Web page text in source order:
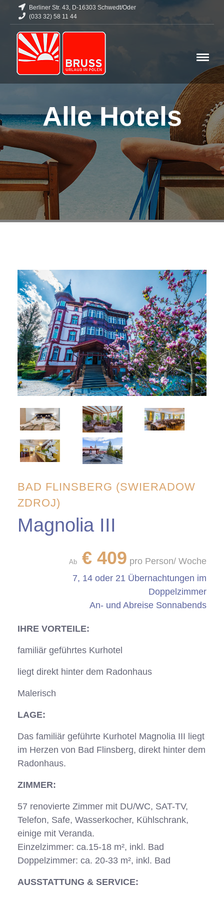
Berliner Str. 43, D-16303 Schwedt/Oder
(033 32) 58 11 44
Alle Hotels
BAD FLINSBERG (SWIERADOW
ZDROJ)
Magnolia III
Ab € 409 pro Person/ Woche
7, 14 oder 21 Übernachtungen im
Doppelzimmer
An- und Abreise Sonnabends
IHRE VORTEILE:
familiär geführtes Kurhotel
liegt direkt hinter dem Radonhaus
Malerisch
LAGE:
Das familiär geführte Kurhotel Magnolia III liegt
im Herzen von Bad Flinsberg, direkt hinter dem
Radonhaus.
ZIMMER:
57 renovierte Zimmer mit DU/WC, SAT-TV,
Telefon, Safe, Wasserkocher, Kühlschrank,
einige mit Veranda.
Einzelzimmer: ca.15-18 m², inkl. Bad
Doppelzimmer: ca. 20-33 m², inkl. Bad
AUSSTATTUNG & SERVICE: